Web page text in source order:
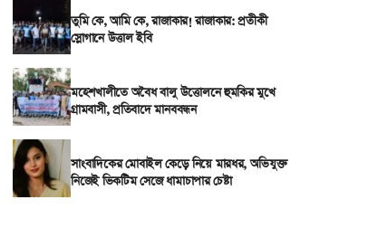
তুমি কে, আমি কে, রাজাকার! রাজাকার: প্রতীকী
স্লোগানে উত্তাল ইবি
মহেশখালীতে অবৈধ বালু উত্তোলনে হুমকির মুখে
গ্রামবাসী, প্রতিবাদে মানববন্ধন
সাংবাদিকের মোবাইল কেড়ে নিয়ে মারধর, অভিযুক্ত
নিজেই ভিকটিম সেজে ধামাচাপার চেষ্টা